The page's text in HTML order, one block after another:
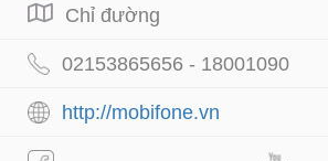
Chỉ đường
02153865656 - 18001090
http://mobifone.vn